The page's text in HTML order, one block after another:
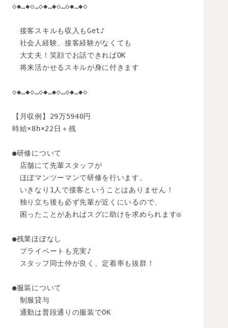
◇◆…◆◇…◇◆…◆◇…◇◆…◆◇
接客スキルも収入もGet♪
社会人経験、接客経験がなくても
大丈夫！笑顔でお話できればOK
将来活かせるスキルが身に付きます
◇◆…◆◇…◇◆…◆◇…◇◆…◆◇
【月収例】29万5940円
時給×8h×22日＋残
●研修について
店舗にて先輩スタッフが
ほぼマンツーマンで研修を行います。
いきなり1人で接客ということはありません！
独り立ち後も必ず先輩が近くにいるので、
困ったことがあればスグに助けを求められます◎
●残業ほぼなし
プライベートも充実♪
スタッフ同士仲が良く、定着率も抜群！
●服装について
制服貸与
通勤は普段通りの服装でOK